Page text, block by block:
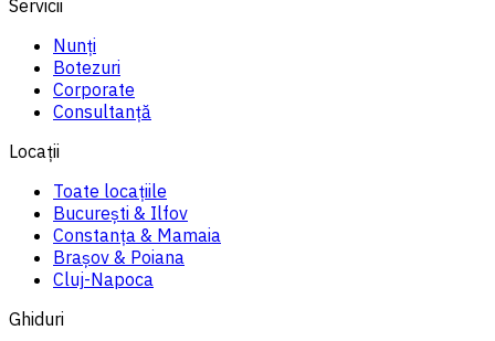
Servicii
Nunți
Botezuri
Corporate
Consultanță
Locații
Toate locațiile
București & Ilfov
Constanța & Mamaia
Brașov & Poiana
Cluj-Napoca
Ghiduri